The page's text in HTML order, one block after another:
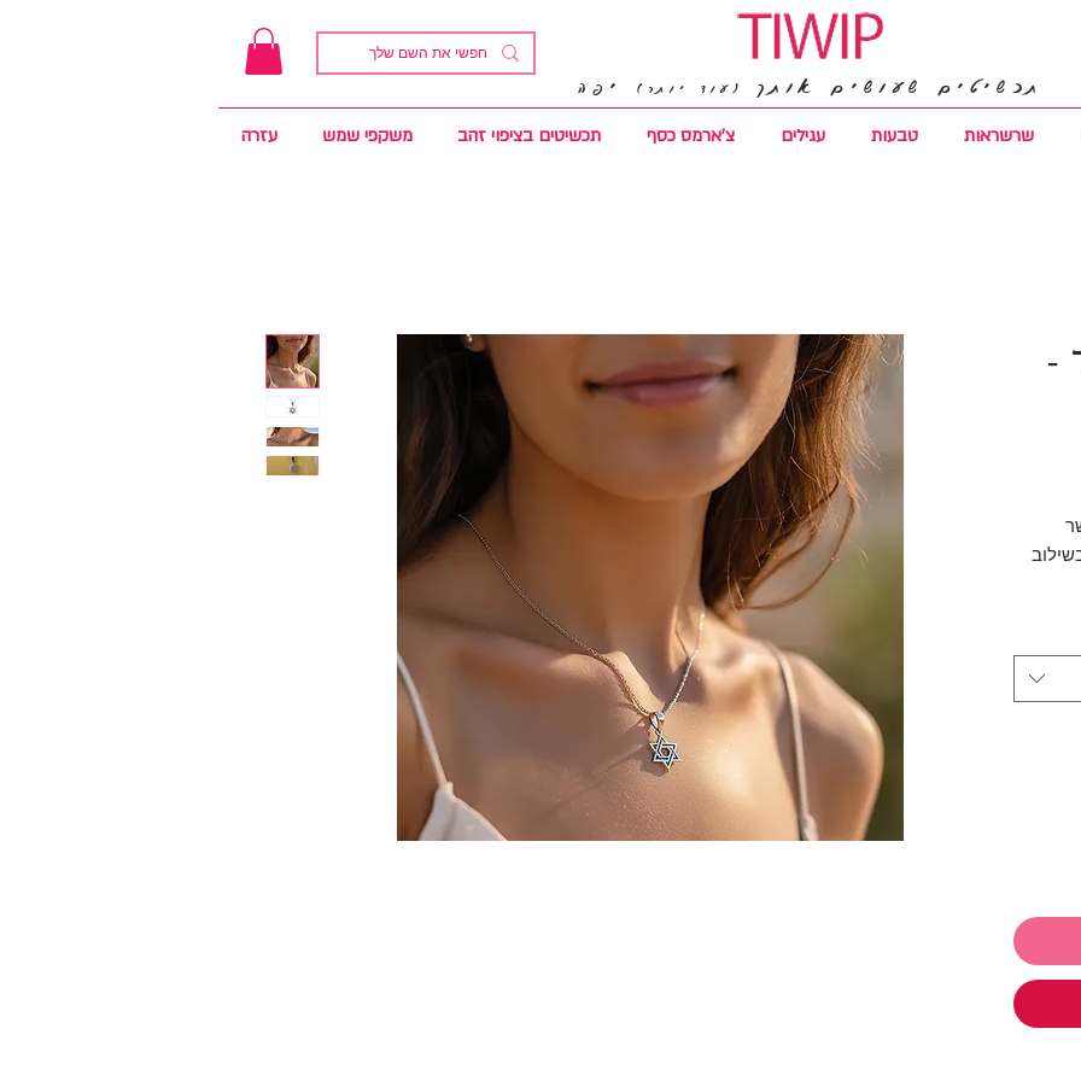
תכשיטים שעושים אותך (עוד יותר) יפה
שרשראות טבעות עגילים צ'ארמס כסף תכשיטים בציפוי זהב משקפי שמש עזרה
-
3 תכשיטים ושלמי רק 250₪ והמשלוח